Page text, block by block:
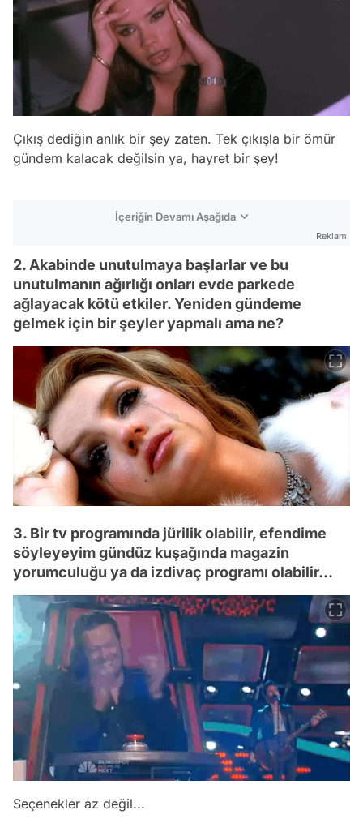
Çıkış dediğin anlık bir şey zaten. Tek çıkışla bir ömür
gündem kalacak değilsin ya, hayret bir şey!
İçeriğin Devamı Aşağıda
Reklam
2. Akabinde unutulmaya başlarlar ve bu
unutulmanın ağırlığı onları evde parkede
ağlayacak kötü etkiler. Yeniden gündeme
gelmek için bir şeyler yapmalı ama ne?
3. Bir tv programında jürilik olabilir, efendime
söyleyeyim gündüz kuşağında magazin
yorumculuğu ya da izdivaç programı olabilir...
Seçenekler az değil...